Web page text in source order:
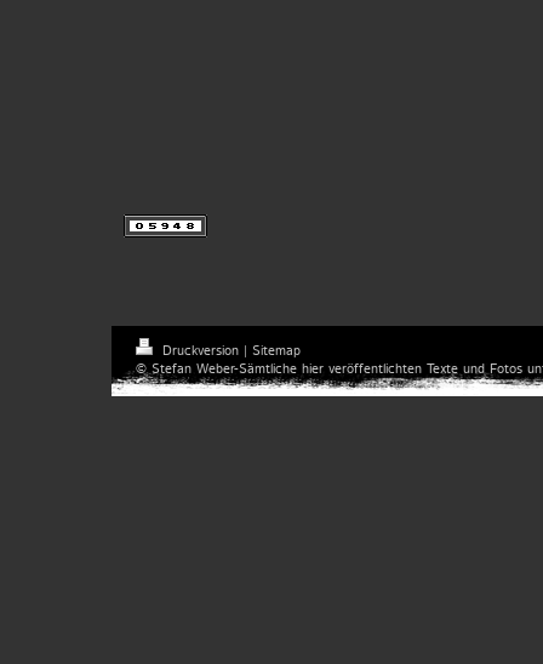
Druckversion | Sitemap
© Stefan Weber-Sämtliche hier veröffentlichten Texte und Fotos